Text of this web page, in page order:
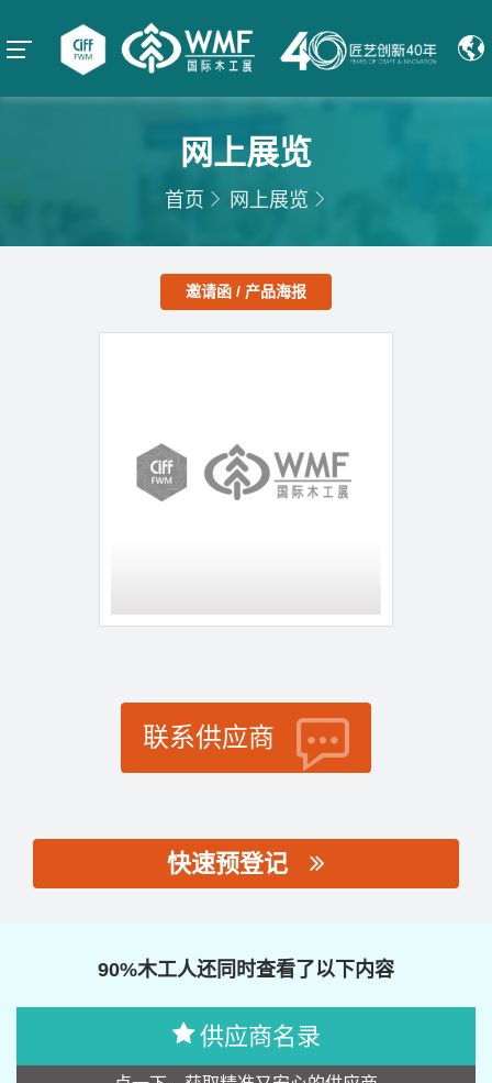
网上展览
首页 网上展览
邀请函 / 产品海报
联系供应商
快速预登记
90%木工人还同时查看了以下内容
供应商名录